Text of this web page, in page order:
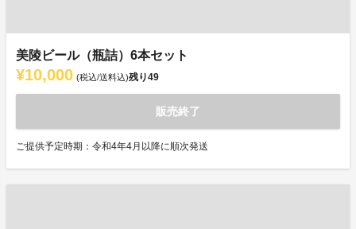
美陵ビール（瓶詰）6本セット
¥10,000 (税込/送料込)残り49
販売終了
ご提供予定時期：令和4年4月以降に順次発送